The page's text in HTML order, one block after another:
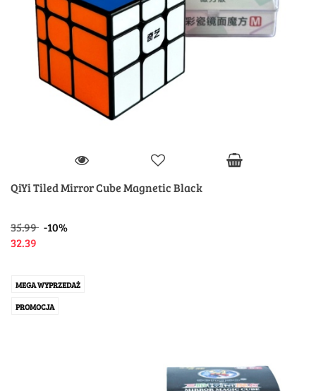
QiYi Tiled Mirror Cube Magnetic Black
35.99 -10%
32.39
MEGA WYPRZEDAŻ
PROMOCJA